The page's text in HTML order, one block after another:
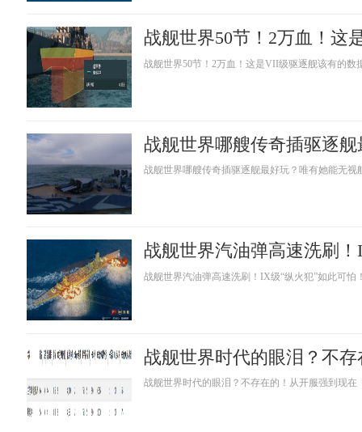
战舰世界50节！2万血！这是VII级驱逐舰该有的数
战舰世界哪艘传奇插驱逐舰最好玩？唯有她能无视
战舰世界汽油弹高速洗刷！IX级“纵火犯”如此可怕
战舰世界时代的眼泪？不存在的！从开服强到现在